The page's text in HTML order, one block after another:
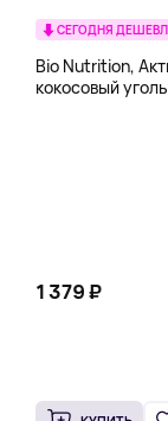
СЕГОДНЯ
Bio Nutrition,
кокосовый
1 379 ₽